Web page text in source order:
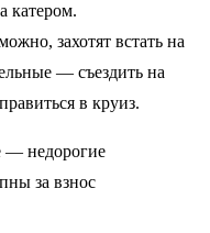
катером.
захотят встать на
— съездить на
в круиз.
— недорогие
за взнос